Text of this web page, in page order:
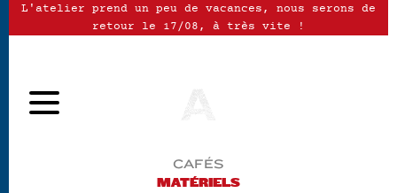
L'atelier prend un peu de vacances, nous serons de
retour le 17/08, à très vite !
CAFÉS
MATÉRIELS